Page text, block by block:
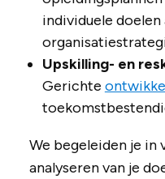
individuele doelen
Upskilling- en
Gerichte
We begeleiden je in
analyseren van je